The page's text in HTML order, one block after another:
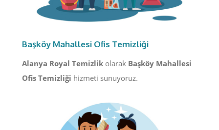
Başköy Mahallesi Ofis Temizliği
Alanya Royal Temizlik olarak Başköy Mahallesi
Ofis Temizliği hizmeti sunuyoruz.